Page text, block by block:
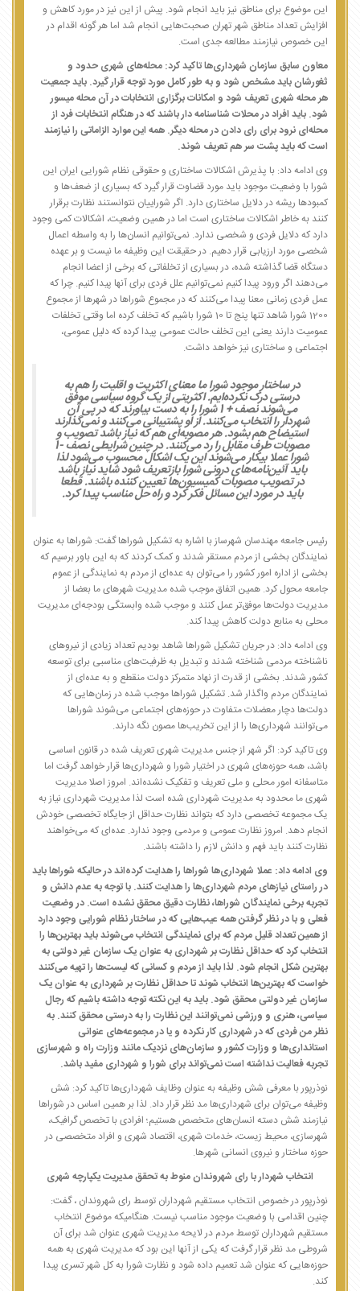
این موضوع برای مناطق نیز باید انجام شود. پیش از این نیز در مورد کاهش و
افزایش تعداد مناطق شهر تهران صحبت‌هایی انجام شد اما هر گونه اقدام در
این خصوص نیازمند مطالعه جدی است.
معاون سابق سازمان شهرداری‌ها تاکید کرد: محله‌های شهری حدود و
ثغورشان باید مشخص شود و به طور کامل مورد توجه قرار گیرد. باید جمعیت
هر محله شهری تعریف شود و امکانات برگزاری انتخابات در آن محله میسور
شود. باید افراد در محلات شناسنامه دار باشند که در هنگام انتخابات فرد از
محله‌ای نرود برای رای دادن در محله دیگر. همه این موارد الزاماتی را نیازمند
است که باید پشت سر هم تعریف شوند.
وی ادامه داد: با پذیرش اشکالات ساختاری و حقوقی نظام شورایی ایران این
شورا با وضعیت موجود باید مورد قضاوت قرار گیرد که بسیاری از ضعف‌ها و
کمبودها ریشه در دلایل ساختاری دارد. اگر شوراییان نتوانستند نظارت برقرار
کنند به خاطر اشکالات ساختاری است اما در همین وضعیت، اشکالات کمی وجود
دارد که دلایل فردی و شخصی ندارد. نمی‌توانیم انسان‌ها را به واسطه اعمال
شخصی مورد ارزیابی قرار دهیم. در حقیقت این وظیفه ما نیست و بر عهده
دستگاه قضا گذاشته شده، در بسیاری از تخلفاتی که برخی از اعضا انجام
می‌دهند اگر ورود پیدا کنیم نمی‌توانیم علل فردی برای آنها پیدا کنیم. چرا که
عمل فردی زمانی معنا پیدا می‌کنند که در مجموع شوراها در شهرها از مجموع
1200 شورا شاهد تنها پنج تا 10 شورا باشیم که تخلف کرده اما وقتی تخلفات
عمومیت دارند یعنی این تخلف حالت عمومی پیدا کرده که دلیل عمومی،
اجتماعی و ساختاری نیز خواهد داشت.
در ساختار موجود شورا ما معنای اکثریت و اقلیت را هم به
درستی درک نکرده‌ایم. اکثریتی از یک گروه سیاسی موفق
می‌شوند نصف + 1 شورا را به دست بیاورند که در پی آن
شهردار را انتخاب می‌کنند. از او پشتیبانی می‌کنند و نمی‌گذارند
استیضاح هم بشود. هر مصوبه‌ای هم که نیاز باشد تصویب و
مصوبات طرف مقابل را رد می‌کنند. در چنین شرایطی نصف -1
شورا عملا بیکار می‌شوند این یک اشکال محسوب می‌شود لذا
باید آئین‌نامه‌های درونی شورا بازتعریف شود شاید نیاز باشد
در تصویب مصوبات کمیسیون‌ها تعیین کننده باشند. قطعا
باید در مورد این مسائل فکر کرد و راه حل مناسب پیدا کرد.
رئیس جامعه مهندسان شهرساز با اشاره به تشکیل شوراها گفت: شوراها به عنوان
نمایندگان بخشی از مردم مستقر شدند و کمک کردند که به این باور برسیم که
بخشی از اداره امور کشور را می‌توان به عده‌ای از مردم به نمایندگی از عموم
جامعه محول کرد. همین اتفاق موجب شده مدیریت شهرهای ما بعضا از
مدیریت دولت‌ها موفق‌تر عمل کنند و موجب شده وابستگی بودجه‌ای مدیریت
محلی به منابع دولت کاهش پیدا کند.
وی ادامه داد: در جریان تشکیل شوراها شاهد بودیم تعداد زیادی از نیروهای
ناشناخته مردمی شناخته شدند و تبدیل به ظرفیت‌های مناسبی برای توسعه
کشور شدند. بخشی از قدرت از نهاد متمرکز دولت منقطع و به عده‌ای از
نمایندگان مردم واگذار شد. تشکیل شوراها موجب شده در زمان‌هایی که
دولت‌ها دچار معضلات متفاوت در حوزه‌های اجتماعی می‌شوند شوراها
می‌توانند شهرداری‌ها را از این تخریب‌ها مصون نگه دارند.
وی تاکید کرد: اگر شهر از جنس مدیریت شهری تعریف شده در قانون اساسی
باشد، همه حوزه‌های شهری در اختیار شورا و شهرداری‌ها قرار خواهد گرفت اما
متاسفانه امور محلی و ملی تعریف و تفکیک نشده‌اند. امروز اصلا مدیریت
شهری ما محدود به مدیریت شهرداری شده است لذا مدیریت شهرداری نیاز به
یک مجموعه تخصصی دارد که بتواند نظارت حداقل از جایگاه تخصصی خودش
انجام دهد. امروز نظارت عمومی و مردمی وجود ندارد. عده‌ای که می‌خواهند
نظارت کنند باید فهم و دانش لازم را داشته باشند.
وی ادامه داد: عملا شهرداری‌ها شوراها را هدایت کرده‌اند در حالیکه شوراها باید
در راستای نیازهای مردم شهرداری‌ها را هدایت کنند. با توجه به عدم دانش و
تجربه برخی نمایندگان شوراها، نظارت دقیق محقق نشده است. در وضعیت
فعلی و با در نظر گرفتن همه عیب‌هایی که در ساختار نظام شورایی وجود دارد
از همین تعداد قلیل مردم که برای نمایندگی انتخاب می‌شوند باید بهترین‌ها را
انتخاب کرد که حداقل نظارت بر شهرداری به عنوان یک سازمان غیر دولتی به
بهترین شکل انجام شود. لذا باید از مردم و کسانی که لیست‌ها را تهیه می‌کنند
خواست که بهترین‌ها انتخاب شوند تا حداقل نظارت بر شهرداری به عنوان یک
سازمان غیر دولتی محقق شود. باید به این نکته توجه داشته باشیم که رجال
سیاسی، هنری و ورزشی نمی‌توانند این نظارت را به درستی محقق کنند. به
نظر من فردی که در شهرداری کار نکرده و یا در مجموعه‌های عنوانی
استانداری‌ها و وزارت کشور و سازمان‌های نزدیک مانند وزارت راه و شهرسازی
تجربه فعالیت نداشته است نمی‌تواند برای شورا و شهرداری مفید باشد.
نوذرپور با معرفی شش وظیفه به عنوان وظایف شهرداری‌ها تاکید کرد: شش
وظیفه می‌توان برای شهرداری‌ها مد نظر قرار داد. لذا بر همین اساس در شوراها
نیازمند شش دسته انسان‌های متخصص هستیم؛ افرادی با تخصص گرافیک،
شهرسازی، محیط زیست، خدمات شهری، اقتصاد شهری و افراد متخصصی در
حوزه ساختار و نیروی انسانی شهرها.
انتخاب شهردار با رای شهروندان منوط به تحقق مدیریت یکپارچه شهری
نوذرپور در خصوص انتخاب مستقیم شهرداران توسط رای شهروندان ، گفت:
چنین اقدامی با وضعیت موجود مناسب نیست. هنگامیکه موضوع انتخاب
مستقیم شهرداران توسط مردم در لایحه مدیریت شهری عنوان شد برای آن
شروطی مد نظر قرار گرفت که یکی از آنها این بود که مدیریت شهری به همه
حوزه‌هایی که عنوان شد تعمیم داده شود و نظارت شورا به کل شهر تسری پیدا
کند.